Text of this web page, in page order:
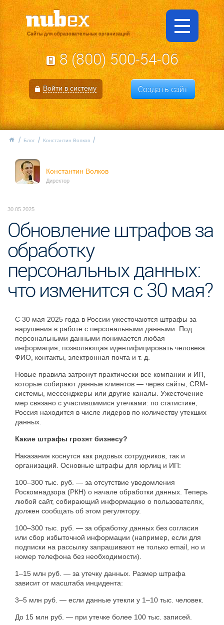
Сайты для образовательных организаций
8 (800) 500-54-06
Войти в систему Создать сайт
Блог Константин Волков
Константин Волков
Директор
30.05.2025
Обновление штрафов за
обработку
персональных данных:
что изменится с 30 мая?
С 30 мая 2025 года в России ужесточаются штрафы за
нарушения в работе с персональными данными. Под
персональными данными понимается любая
информация, позволяющая идентифицировать человека:
ФИО, контакты, электронная почта и т. д.
Новые правила затронут практически все компании и ИП,
которые собирают данные клиентов — через сайты, CRM-
системы, мессенджеры или другие каналы. Ужесточение
мер связано с участившимися утечками: по статистике,
Россия находится в числе лидеров по количеству утекших
данных.
Какие штрафы грозят бизнесу?
Наказания коснутся как рядовых сотрудников, так и
организаций. Основные штрафы для юрлиц и ИП:
100–300 тыс. руб. — за отсутствие уведомления
Роскомнадзора (РКН) о начале обработки данных. Теперь
любой сайт, собирающий информацию о пользователях,
должен сообщать об этом регулятору.
100–300 тыс. руб. — за обработку данных без согласия
или сбор избыточной информации (например, если для
подписки на рассылку запрашивают не только email, но и
номер телефона без необходимости).
1–15 млн руб. — за утечку данных. Размер штрафа
зависит от масштаба инцидента:
3–5 млн руб. — если данные утекли у 1–10 тыс. человек.
До 15 млн руб. — при утечке более 100 тыс. записей.